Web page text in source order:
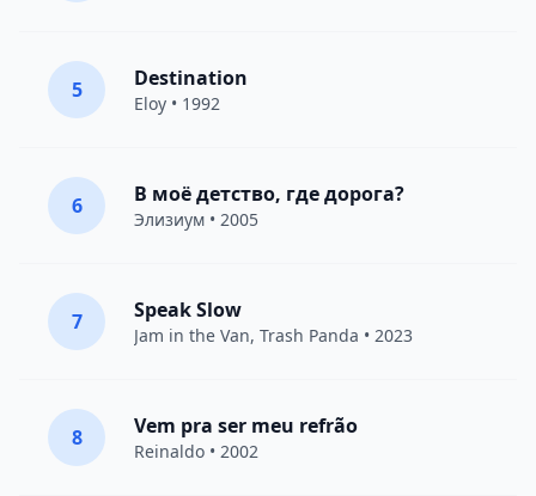
5 Destination
Eloy • 1992
6 В моё детство, где дорога?
Элизиум • 2005
7 Speak Slow
Jam in the Van, Trash Panda • 2023
8 Vem pra ser meu refrão
Reinaldo • 2002